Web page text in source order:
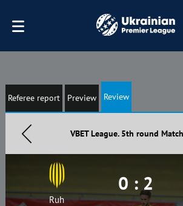
Referee report Preview Review
VBET League. 5th round
Ruh
0 : 2